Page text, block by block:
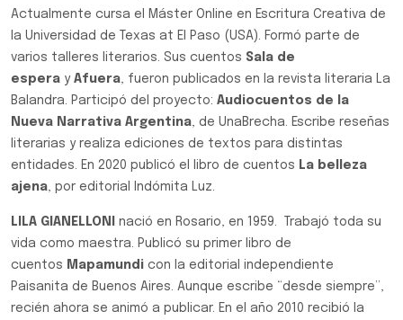
Actualmente cursa el Máster Online en Escritura Creativa de
la Universidad de Texas at El Paso (USA). Formó parte de
varios talleres literarios. Sus cuentos Sala de
espera yAfuera, fueron publicados en la revista literaria La
Balandra. Participó del proyecto: Audiocuentos de la
Nueva Narrativa Argentina, de UnaBrecha. Escribe reseñas
literarias y realiza ediciones de textos para distintas
entidades. En 2020 publicó el libro de cuentos La belleza
ajena, por editorial Indómita Luz.
LILA GIANELLONI
nació en Rosario, en 1959. Trabajó toda su
vida como maestra. Publicó su primer libro de
cuentos Mapamundi con la editorial independiente
Paisanita de Buenos Aires. Aunque escribe “desde siempre”,
recién ahora se animó a publicar. En el año 2010 recibió la